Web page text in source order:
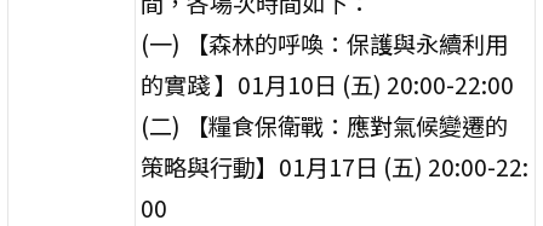
(一) 【森林的呼喚：保護與永續利用
的實踐 】01月10日 (五) 20:00-22:00
(二) 【糧食保衛戰：應對氣候變遷的
策略與行動】01月17日 (五) 20:00-22:
00